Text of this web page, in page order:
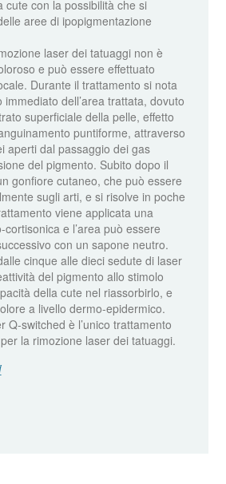
cute con la possibilità che si
aree di ipopigmentazione
laser dei tatuaggi non è
e può essere effettuato
Durante il trattamento si nota
dell’area trattata, dovuto
superficiale della pelle, effetto
puntiforme, attraverso
aperti dal passaggio dei gas
del pigmento. Subito dopo il
gonfiore cutaneo, che può essere
sugli arti, e si risolve in poche
viene applicata una
e l’area può essere
con un sapone neutro.
cinque alle dieci sedute di laser
del pigmento allo stimolo
della cute nel riassorbirlo, e
a livello dermo-epidermico.
Q-switched è l’unico trattamento
la rimozione laser dei tatuaggi.